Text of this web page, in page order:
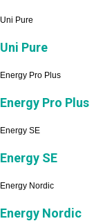
Uni Pure
Uni Pure
Energy Pro Plus
Energy Pro Plus
Energy SE
Energy SE
Energy Nordic
Energy Nordic